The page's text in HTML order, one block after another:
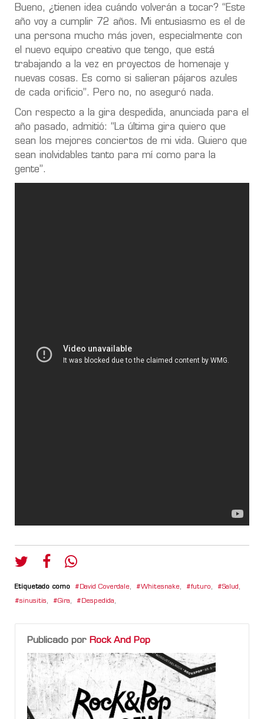
Bueno, ¿tienen idea cuándo volverán a tocar? “Este
año voy a cumplir 72 años. Mi entusiasmo es el de
una persona mucho más joven, especialmente con
el nuevo equipo creativo que tengo, que está
trabajando a la vez en proyectos de homenaje y
nuevas cosas. Es como si salieran pájaros azules
de cada orificio”. Pero no, no aseguró nada.
Con respecto a la gira despedida, anunciada para el
año pasado, admitió: “La última gira quiero que
sean los mejores conciertos de mi vida. Quiero que
sean inolvidables tanto para mí como para la
gente”.
Etiquetado como David Coverdale, Whitesnake, futuro, Salud ,
sinusitis, Gira, Despedida,
Publicado por Rock And Pop